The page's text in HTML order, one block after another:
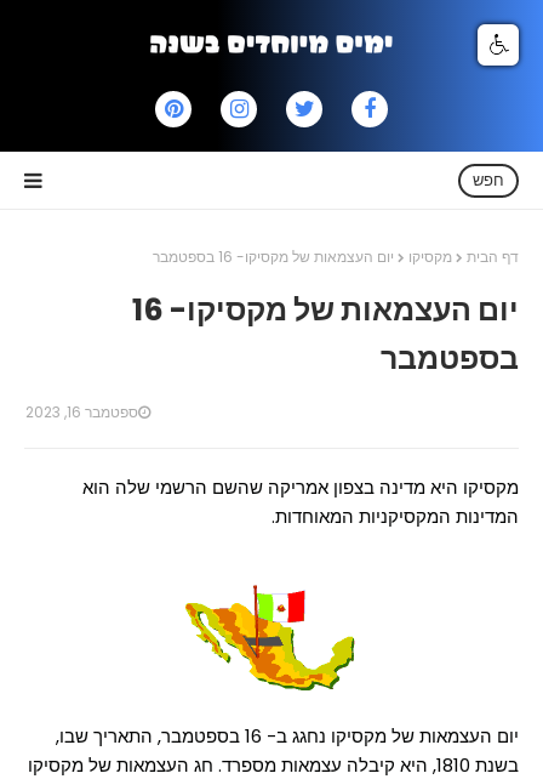
חפש
דף הבית מקסיקו יום העצמאות של מקסיקו- 16 בספטמבר
יום העצמאות של מקסיקו- 16
בספטמבר
ספטמבר 16, 2023
מקסיקו היא מדינה בצפון אמריקה שהשם הרשמי שלה הוא
המדינות המקסיקניות המאוחדות.
יום העצמאות של מקסיקו נחגג ב- 16 בספטמבר, התאריך שבו,
בשנת 1810, היא קיבלה עצמאות מספרד. חג העצמאות של מקסיקו